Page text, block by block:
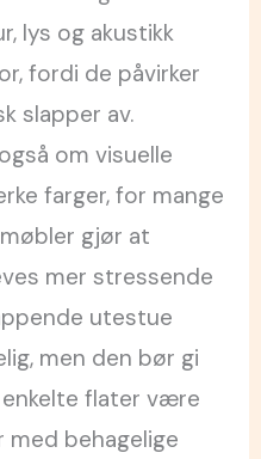
lys og akustikk
fordi de påvirker
slapper av.
om visuelle
farger, for mange
gjør at
mer stressende
utestue
men den bør gi
enkelte flater være
med behagelige